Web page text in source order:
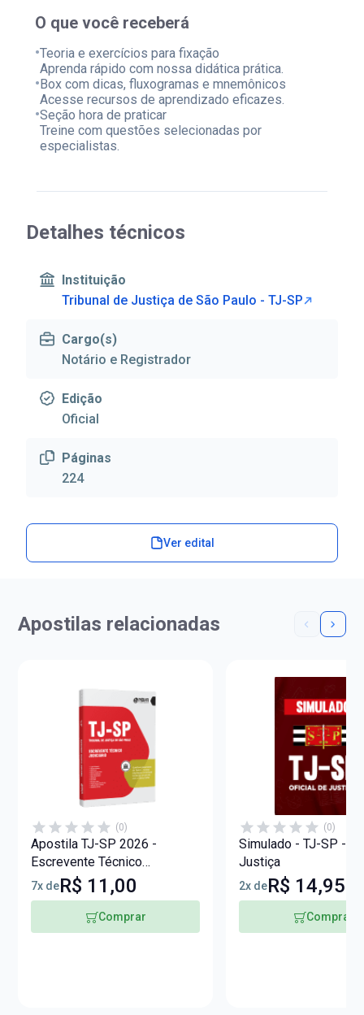
O que você receberá
•Teoria e exercícios para fixação
Aprenda rápido com nossa didática prática.
•Box com dicas, fluxogramas e mnemônicos
Acesse recursos de aprendizado eficazes.
•Seção hora de praticar
Treine com questões selecionadas por
especialistas.
Detalhes técnicos
Instituição
Tribunal de Justiça de São Paulo - TJ-SP
Cargo(s)
Notário e Registrador
Edição
Oficial
Páginas
224
Ver edital
Apostilas relacionadas
(0)
Apostila TJ-SP 2026 -
Escrevente Técnico
Judiciário
7x deR$ 11,00
Comprar
(0)
Simulado - TJ-SP -
Justiça
2x deR$ 14,95
Comprar